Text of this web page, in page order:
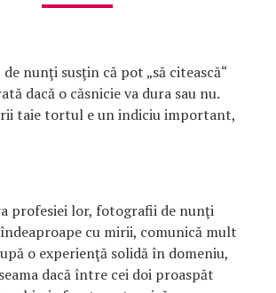
nunţi susţin că pot „să citească“
dacă o căsnicie va dura sau nu.
taie tortul e un indiciu important,
profesiei lor, fotografii de nunţi
cu mirii, comunică mult
o experienţă solidă în domeniu,
dacă între cei doi proaspăt